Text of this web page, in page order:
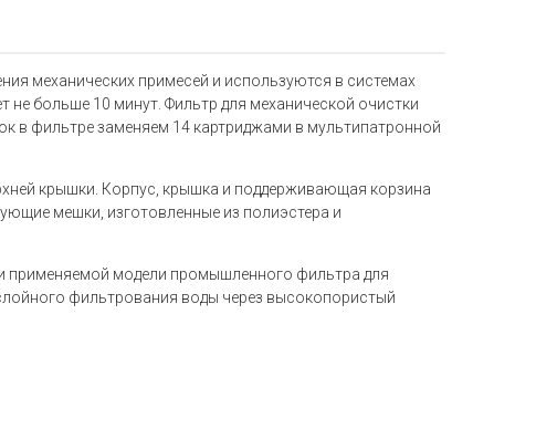
механических примесей и используются в системах
больше 10 минут. Фильтр для механической очистки
в фильтре заменяем 14 картриджами в мультипатронной
крышки. Корпус, крышка и поддерживающая корзина
мешки, изготовленные из полиэстера и
применяемой модели промышленного фильтра для
фильтрования воды через высокопористый